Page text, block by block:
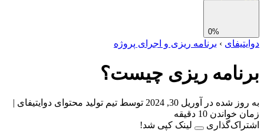
› برنامه ریزی و اجرای پروژه
ریزی چیست؟
شده در آوریل 30, 2024 توسط تیم تولید محتوای دوایتیفای |
10 دقیقه
لینک کپی شد!